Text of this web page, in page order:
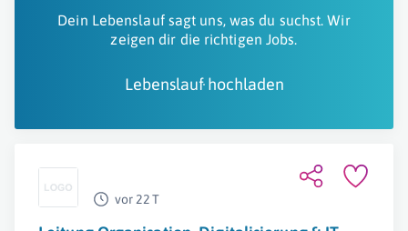
Dein Lebenslauf sagt uns, was du suchst. Wir
zeigen dir die richtigen Jobs.
Lebenslauf hochladen
vor 22 T